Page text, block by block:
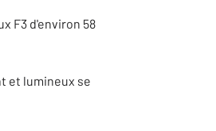
F3 d'environ 58
et lumineux se